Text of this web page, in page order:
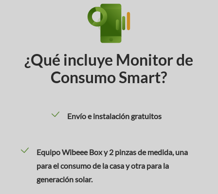
¿Qué incluye Monitor de
Consumo Smart?
Envío e instalación gratuitos
Equipo Wibeee Box y 2 pinzas de medida, una
para el consumo de la casa y otra para la
generación solar.